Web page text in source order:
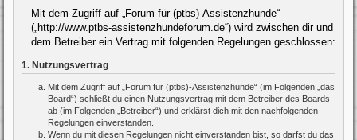
Mit dem Zugriff auf „Forum für (ptbs)-Assistenzhunde“
(„http://www.ptbs-assistenzhundeforum.de“) wird zwischen dir und
dem Betreiber ein Vertrag mit folgenden Regelungen geschlossen:
1. Nutzungsvertrag
Mit dem Zugriff auf „Forum für (ptbs)-Assistenzhunde“ (im Folgenden „das
Board“) schließt du einen Nutzungsvertrag mit dem Betreiber des Boards
ab (im Folgenden „Betreiber“) und erklärst dich mit den nachfolgenden
Regelungen einverstanden.
Wenn du mit diesen Regelungen nicht einverstanden bist, so darfst du das